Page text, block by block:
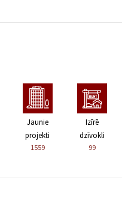
Jaunie
projekti
1559
Izīrē
dzīvokli
99